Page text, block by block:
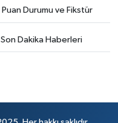
Puan Durumu ve Fikstür
Son Dakika Haberleri